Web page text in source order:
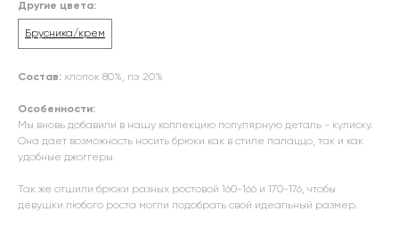
Другие цвета:
Брусника/крем
Состав: хлопок 80%, пэ 20%
Особенности:
Мы вновь добавили в нашу коллекцию популярную деталь - кулиску.
Она дает возможность носить брюки как в стиле палаццо, так и как
удобные джоггеры.
Так же отшили брюки разных ростовой 160-166 и 170-176, чтобы
девушки любого роста могли подобрать свой идеальный размер.